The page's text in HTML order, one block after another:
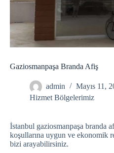
Gaziosmanpaşa Branda Afiş
admin
Mayıs 11,
Hizmet Bölgelerimiz
İstanbul gaziosmanpaşa branda
koşullarına uygun ve ekonomik
bizi arayabilirsiniz.